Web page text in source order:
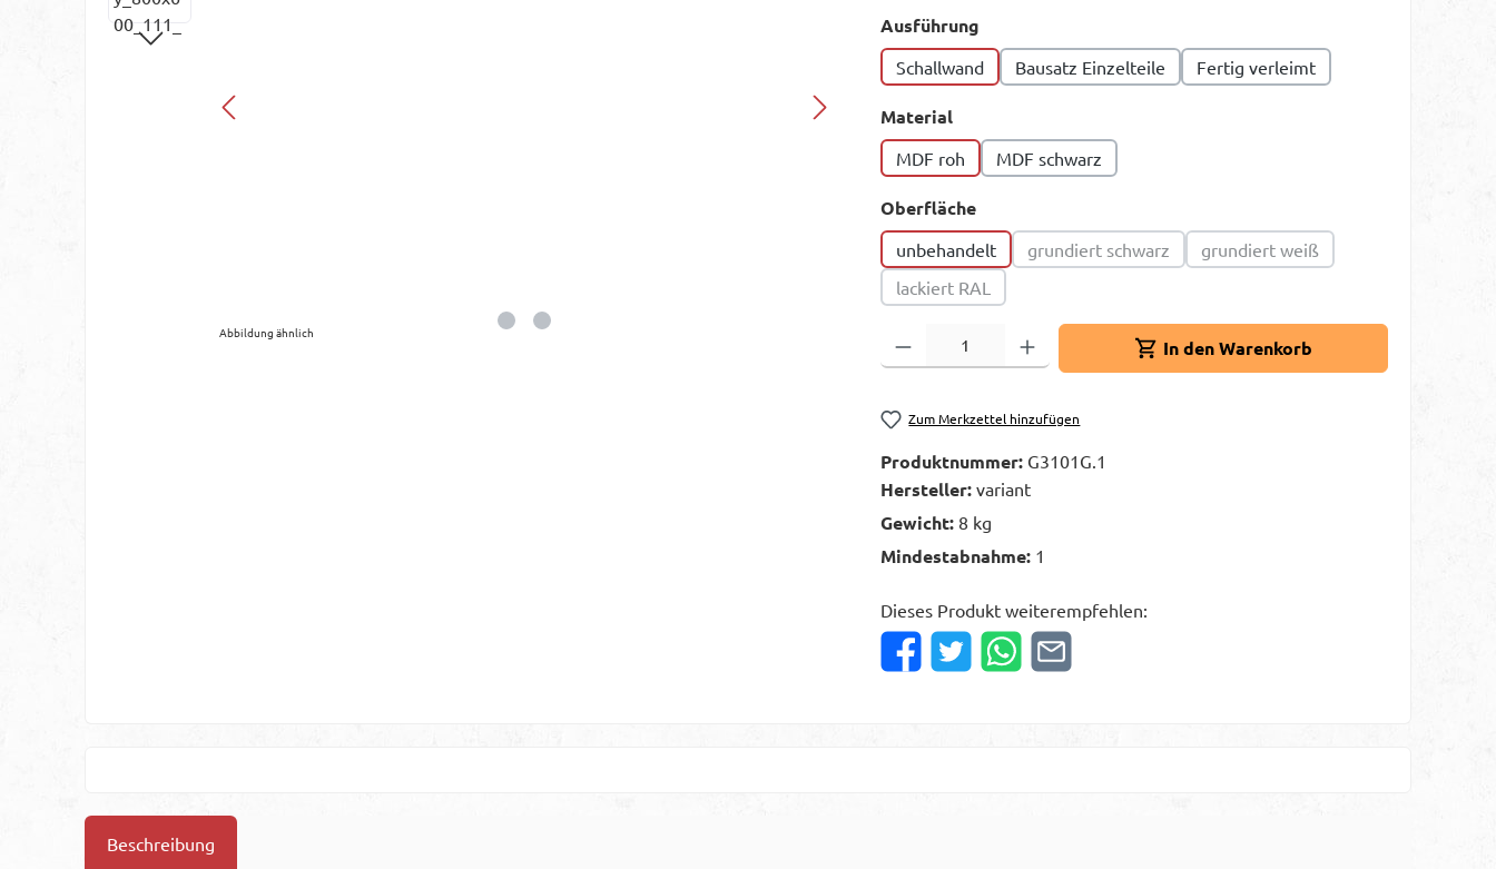
Abbildung ähnlich
Ausführung
Schallwand Bausatz Einzelteile Fertig verleimt
Materialauswählen
MDF roh MDF schwarz
Oberflächeauswählen
unbehandelt grundiert schwarz
(Diese Option ist zurzeit nicht verfügbar.)
grundiert weiß
(Diese Option ist zurzeit nicht
lackiert RAL
(Diese Option ist zurzeit nicht verfügbar.)
Produkt Anzahl: Gib den gewünschten Wert ein oder benutze die Schaltflächen um die
In den Warenkorb
Zum Merkzettel hinzufügen
Produktnummer: G3101G.1
Hersteller:variant
Gewicht: 8 kg
Mindestabnahme: 1
Dieses Produkt weiterempfehlen:
Beschreibung